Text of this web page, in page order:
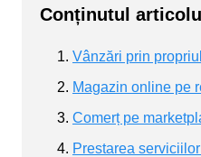
Conținutul
Vânzări prin
Magazin online pe
Comerț pe
Prestarea